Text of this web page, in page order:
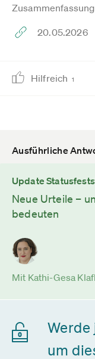
20.05.2026
Hilfreich 1
Ausführliche
Update
Neue Urteile –
bedeuten
Mit Kathi-Gesa
um